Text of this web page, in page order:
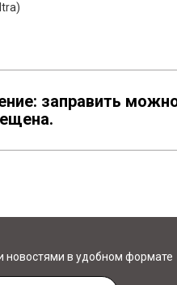
заправить
новостями в удобном формате